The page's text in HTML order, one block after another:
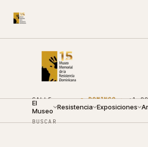
CALLE
ARZOBISPO
NOUEL 210
●DOMINGO ·
10:00 —
+1
688
El
Museo Resistencia Exposiciones
BUSCAR